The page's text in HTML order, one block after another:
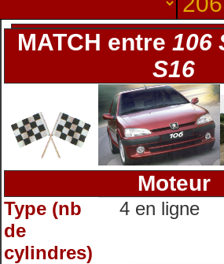
MATCH entre 106
S16
Moteur
Type (nb
de
cylindres)
4 en ligne